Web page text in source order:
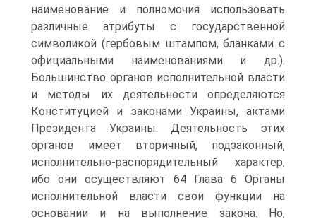
наименование и полномочия использовать
различные атрибуты с государственной
символикой (гербовым штампом, бланками с
официальными наименованиями и др.).
Большинство органов исполнительной власти
и методы их деятельности определяются
Конституцией и законами Украины, актами
Президента Украины. Деятельность этих
органов имеет вторичный, подзаконный,
исполнительно-распорядительный характер,
ибо они осуществляют 64 Глава 6 Органы
исполнительной власти свои функции на
основании и на выполнение закона. Но,